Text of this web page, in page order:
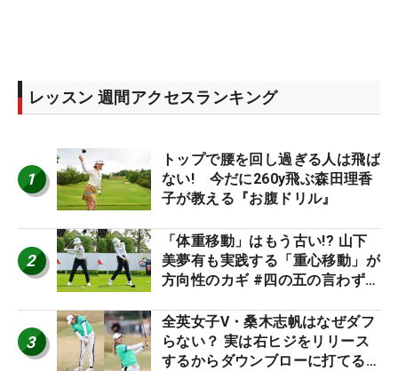
レッスン 週間アクセスランキング
1
トップで腰を回し過ぎる人は飛ば
ない! 今だに260y飛ぶ森田理香
子が教える『お腹ドリル』
2
「体重移動」はもう古い!? 山下
美夢有も実践する「重心移動」が
方向性のカギ #四の五の言わず振
3
全英女子V・桑木志帆はなぜダフ
らない？ 実は右ヒジをリリース
するからダウンブローに打てる #